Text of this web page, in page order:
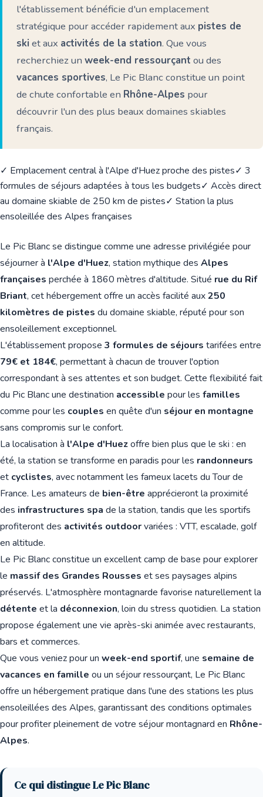
l'établissement bénéficie d'un emplacement
stratégique pour accéder rapidement aux pistes de
ski et aux activités de la station. Que vous
recherchiez un week-end ressourçant ou des
vacances sportives, Le Pic Blanc constitue un point
de chute confortable en Rhône-Alpes pour
découvrir l'un des plus beaux domaines skiables
français.
✓ Emplacement central à l'Alpe d'Huez proche des pistes✓ 3
formules de séjours adaptées à tous les budgets✓ Accès direct
au domaine skiable de 250 km de pistes✓ Station la plus
ensoleillée des Alpes françaises
Le Pic Blanc se distingue comme une adresse privilégiée pour
séjourner à l'Alpe d'Huez, station mythique des Alpes
françaises perchée à 1860 mètres d'altitude. Situé rue du Rif
Briant, cet hébergement offre un accès facilité aux250
kilomètres de pistes du domaine skiable, réputé pour son
ensoleillement exceptionnel.
L'établissement propose 3 formules de séjours tarifées entre
79€ et 184€, permettant à chacun de trouver l'option
correspondant à ses attentes et son budget. Cette flexibilité fait
du Pic Blanc une destination accessible pour les familles
comme pour les couples en quête d'un séjour en montagne
sans compromis sur le confort.
La localisation à l'Alpe d'Huezoffre bien plus que le ski : en
été, la station se transforme en paradis pour les randonneurs
et cyclistes, avec notamment les fameux lacets du Tour de
France. Les amateurs de bien-être apprécieront la proximité
des infrastructures spa de la station, tandis que les sportifs
profiteront des activités outdoorvariées : VTT, escalade, golf
en altitude.
Le Pic Blanc constitue un excellent camp de base pour explorer
le massif des Grandes Rousses et ses paysages alpins
préservés. L'atmosphère montagnarde favorise naturellement la
détente et la déconnexion, loin du stress quotidien. La station
propose également une vie après-ski animée avec restaurants,
bars et commerces.
Que vous veniez pour un week-end sportif, une semaine de
vacances en famille ou un séjour ressourçant, Le Pic Blanc
offre un hébergement pratique dans l'une des stations les plus
ensoleillées des Alpes, garantissant des conditions optimales
pour profiter pleinement de votre séjour montagnard en Rhône-
Alpes.
Ce qui distingue Le Pic Blanc